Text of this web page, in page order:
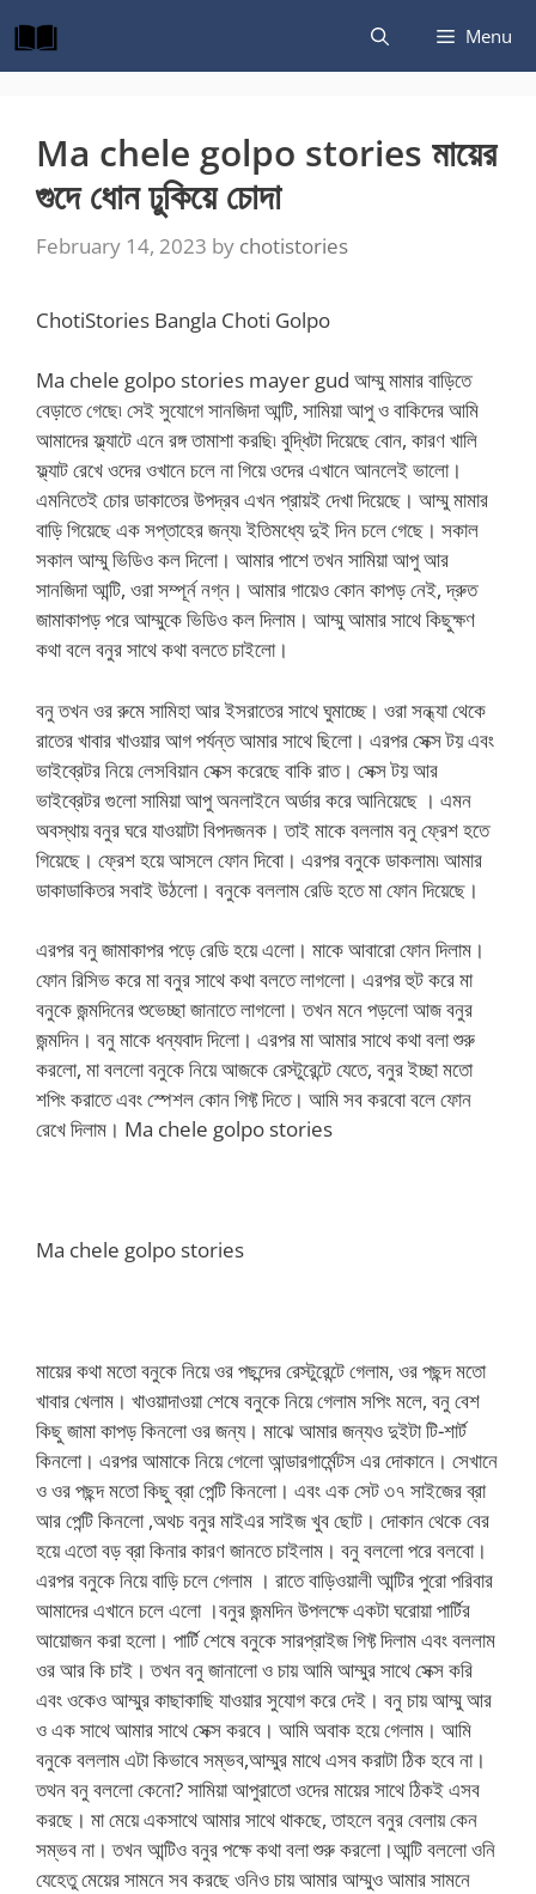
to
content
Menu
Ma chele golpo stories মায়ের
গুদে ধোন ঢুকিয়ে চোদা
February 14, 2023 by chotistories
ChotiStories Bangla Choti Golpo
Ma chele golpo stories mayer gud আম্মু মামার বাড়িতে
বেড়াতে গেছে৷ সেই সুযোগে সানজিদা আন্টি, সামিয়া আপু ও বাকিদের আমি
আমাদের ফ্ল্যাটে এনে রঙ্গ তামাশা করছি৷ বুদ্ধিটা দিয়েছে বোন, কারণ খালি
ফ্ল্যাট রেখে ওদের ওখানে চলে না গিয়ে ওদের এখানে আনলেই ভালো।
এমনিতেই চোর ডাকাতের উপদ্রব এখন প্রায়ই দেখা দিয়েছে। আম্মু মামার
বাড়ি গিয়েছে এক সপ্তাহের জন্য৷ ইতিমধ্যে দুই দিন চলে গেছে। সকাল
সকাল আম্মু ভিডিও কল দিলো। আমার পাশে তখন সামিয়া আপু আর
সানজিদা আন্টি, ওরা সম্পূর্ন নগ্ন। আমার গায়েও কোন কাপড় নেই, দ্রুত
জামাকাপড় পরে আম্মুকে ভিডিও কল দিলাম। আম্মু আমার সাথে কিছুক্ষণ
কথা বলে বনুর সাথে কথা বলতে চাইলো।
বনু তখন ওর রুমে সামিহা আর ইসরাতের সাথে ঘুমাচ্ছে। ওরা সন্ধ্যা থেকে
রাতের খাবার খাওয়ার আগ পর্যন্ত আমার সাথে ছিলো। এরপর সেক্স টয় এবং
ভাইব্রেটর নিয়ে লেসবিয়ান সেক্স করেছে বাকি রাত। সেক্স টয় আর
ভাইব্রেটর গুলো সামিয়া আপু অনলাইনে অর্ডার করে আনিয়েছে । এমন
অবস্থায় বনুর ঘরে যাওয়াটা বিপদজনক। তাই মাকে বললাম বনু ফ্রেশ হতে
গিয়েছে। ফ্রেশ হয়ে আসলে ফোন দিবো। এরপর বনুকে ডাকলাম৷ আমার
ডাকাডাকিতর সবাই উঠলো। বনুকে বললাম রেডি হতে মা ফোন দিয়েছে।
এরপর বনু জামাকাপর পড়ে রেডি হয়ে এলো। মাকে আবারো ফোন দিলাম।
ফোন রিসিভ করে মা বনুর সাথে কথা বলতে লাগলো। এরপর হুট করে মা
বনুকে জন্মদিনের শুভেচ্ছা জানাতে লাগলো। তখন মনে পড়লো আজ বনুর
জন্মদিন। বনু মাকে ধন্যবাদ দিলো। এরপর মা আমার সাথে কথা বলা শুরু
করলো, মা বললো বনুকে নিয়ে আজকে রেস্টুরেন্টে যেতে, বনুর ইচ্ছা মতো
শপিং করাতে এবং স্পেশল কোন গিফ্ট দিতে। আমি সব করবো বলে ফোন
রেখে দিলাম। Ma chele golpo stories
Ma chele golpo stories
মায়ের কথা মতো বনুকে নিয়ে ওর পছন্দের রেস্টুরেন্টে গেলাম, ওর পছন্দ মতো
খাবার খেলাম। খাওয়াদাওয়া শেষে বনুকে নিয়ে গেলাম সপিং মলে, বনু বেশ
কিছু জামা কাপড় কিনলো ওর জন্য। মাঝে আমার জন্যও দুইটা টি-শার্ট
কিনলো। এরপর আমাকে নিয়ে গেলো আন্ডারগার্মেন্টস এর দোকানে। সেখানে
ও ওর পছন্দ মতো কিছু ব্রা পেন্টি কিনলো। এবং এক সেট ৩৭ সাইজের ব্রা
আর পেন্টি কিনলো ,অথচ বনুর মাইএর সাইজ খুব ছোট। দোকান থেকে বের
হয়ে এতো বড় ব্রা কিনার কারণ জানতে চাইলাম। বনু বললো পরে বলবো।
এরপর বনুকে নিয়ে বাড়ি চলে গেলাম । রাতে বাড়িওয়ালী আন্টির পুরো পরিবার
আমাদের এখানে চলে এলো ।বনুর জন্মদিন উপলক্ষে একটা ঘরোয়া পার্টির
আয়োজন করা হলো। পার্টি শেষে বনুকে সারপ্রাইজ গিফ্ট দিলাম এবং বললাম
ওর আর কি চাই। তখন বনু জানালো ও চায় আমি আম্মুর সাথে সেক্স করি
এবং ওকেও আম্মুর কাছাকাছি যাওয়ার সুযোগ করে দেই। বনু চায় আম্মু আর
ও এক সাথে আমার সাথে সেক্স করবে। আমি অবাক হয়ে গেলাম। আমি
বনুকে বললাম এটা কিভাবে সম্ভব,আম্মুর মাথে এসব করাটা ঠিক হবে না।
তথন বনু বললো কেনো? সামিয়া আপুরাতো ওদের মায়ের সাথে ঠিকই এসব
করছে। মা মেয়ে একসাথে আমার সাথে থাকছে, তাহলে বনুর বেলায় কেন
সম্ভব না। তখন আন্টিও বনুর পক্ষে কথা বলা শুরু করলো।আন্টি বললো ওনি
যেহেতু মেয়ের সামনে সব করছে ওনিও চায় আমার আম্মুও আমার সামনে